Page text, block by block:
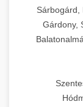
Sárbogárd,
Gárdony,